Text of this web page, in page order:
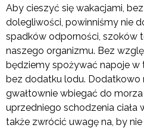
Aby cieszyć się wakacjami,
dolegliwości, powinniśmy nie
spadków odporności, szoków
naszego organizmu. Bez
będziemy spożywać napoje w
bez dodatku lodu. Dodatkowo
gwałtownie wbiegać do
uprzedniego schodzenia ciała
także zwrócić uwagę na, by